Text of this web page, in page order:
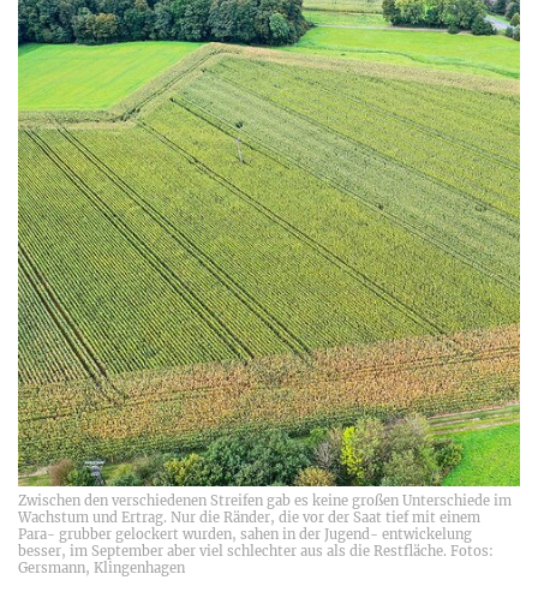
Zwischen den verschiedenen Streifen gab es keine großen Unterschiede im
Wachstum und Ertrag. Nur die Ränder, die vor der Saat tief mit einem
Para- grubber gelockert wurden, sahen in der Jugend- entwickelung
besser, im September aber viel schlechter aus als die Restfläche. Fotos:
Gersmann, Klingenhagen